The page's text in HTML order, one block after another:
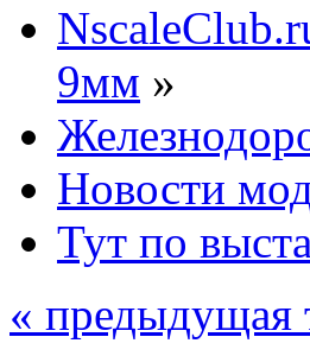
9мм »
Новости
Тут по
« предыдущая